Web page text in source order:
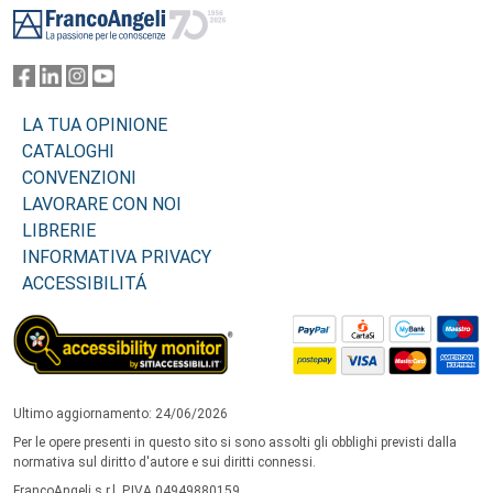
LA TUA OPINIONE
CATALOGHI
CONVENZIONI
LAVORARE CON NOI
LIBRERIE
INFORMATIVA PRIVACY
ACCESSIBILITÁ
Ultimo aggiornamento: 24/06/2026
Per le opere presenti in questo sito si sono assolti gli obblighi previsti dalla
normativa sul diritto d'autore e sui diritti connessi.